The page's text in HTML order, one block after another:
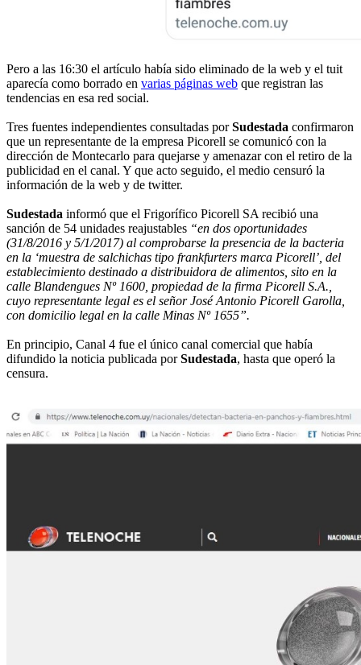
Pero a las 16:30 el artículo había sido eliminado de la web y el tuit
aparecía como borrado en varias páginas web que registran las
tendencias en esa red social.
Tres fuentes independientes consultadas porSudestada confirmaron
que un representante de la empresa Picorell se comunicó con la
dirección de Montecarlo para quejarse y amenazar con el retiro de la
publicidad en el canal. Y que acto seguido, el medio censuró la
información de la web y de twitter.
Sudestada informó que el Frigorífico Picorell SA recibió una
sanción de 54 unidades reajustables “en dos oportunidades
(31/8/2016 y 5/1/2017) al comprobarse la presencia de la bacteria
en la ‘muestra de salchichas tipo frankfurters marca Picorell’, del
establecimiento destinado a distribuidora de alimentos, sito en la
calle Blandengues Nº 1600, propiedad de la firma Picorell S.A.,
cuyo representante legal es el señor José Antonio Picorell Garolla,
con domicilio legal en la calle Minas Nº 1655”.
En principio, Canal 4 fue el único canal comercial que había
difundido la noticia publicada porSudestada, hasta que operó la
censura.